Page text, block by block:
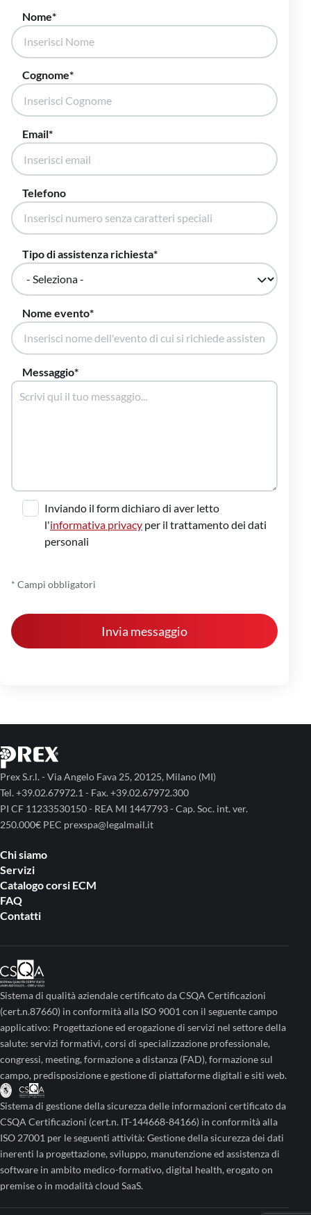
Nome
Cognome
Email
Telefono
Tipo di assistenza richiesta
Nome evento
Messaggio
Inviando il form dichiaro di aver letto
l'informativa privacy per il trattamento dei dati
personali
* Campi obbligatori
Prex S.r.l. - Via Angelo Fava 25, 20125, Milano (MI)
Tel. +39.02.67972.1 - Fax. +39.02.67972.300
PI CF 11233530150 - REA MI 1447793 - Cap. Soc. int. ver.
250.000€ PEC prexspa@legalmail.it
Chi siamo
Servizi
Catalogo corsi ECM
FAQ
Contatti
Sistema di qualità aziendale certificato da CSQA Certificazioni
(cert.n.87660) in conformità alla ISO 9001 con il seguente campo
applicativo: Progettazione ed erogazione di servizi nel settore della
salute: servizi formativi, corsi di specializzazione professionale,
congressi, meeting, formazione a distanza (FAD), formazione sul
campo, predisposizione e gestione di piattaforme digitali e siti web.
Sistema di gestione della sicurezza delle informazioni certificato da
CSQA Certificazioni (cert.n. IT-144668-84166) in conformità alla
ISO 27001 per le seguenti attività: Gestione della sicurezza dei dati
inerenti la progettazione, sviluppo, manutenzione ed assistenza di
software in ambito medico-formativo, digital health, erogato on
premise o in modalità cloud SaaS.